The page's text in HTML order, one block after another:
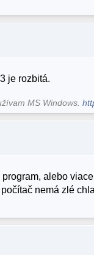
je rozbitá.
MS Windows.
alebo
nemá zlé